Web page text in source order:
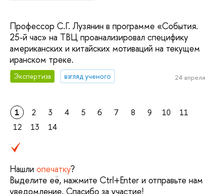
Профессор С.Г. Лузянин в программе «События.
25-й час» на ТВЦ проанализировал специфику
американских и китайских мотиваций на текущем
иранском треке.
Экспертиза взгляд ученого 24 апреля
1 2 3 4 5 6 7 8 9 10
11
12
13 14
Нашли опечатку?
Выделите её, нажмите Ctrl+Enter и отправьте нам
уведомление. Спасибо за участие!